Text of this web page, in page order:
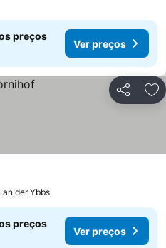
preços
Ver preços
Partilhar
an der Ybbs
preços
Ver preços